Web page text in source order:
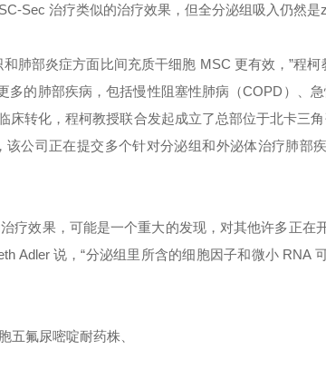
Sec 治疗类似的治疗效果，但全分泌组吸入仍然是
肺部炎症方面比间充质干细胞 MSC 更有效，”程柯
的肺部疾病，包括慢性阻塞性肺病（COPD）、
床转化，程柯教授联合发起成立了总部位于北卡三
公司正在提交多个针对分泌组和外泌体治疗肺部
疗效果，可能是一个重大的发现，对其他许多正在
Adler 说，“分泌组里所含的细胞因子和微小 RNA
五氟尿嘧啶耐药株